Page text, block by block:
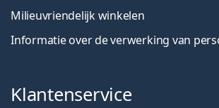
Milieuvriendelijk winkelen
Informatie over de verwerking van
Klantenservice